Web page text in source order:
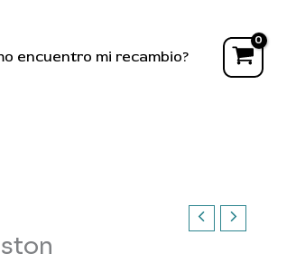
encuentro mi recambio?